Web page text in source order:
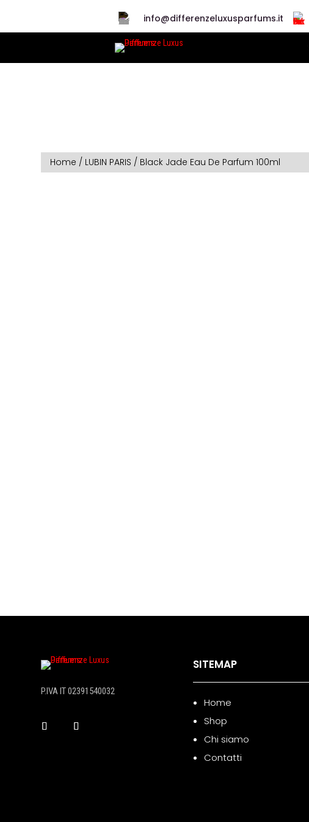
info@differenzeluxusparfums.it
Home / LUBIN PARIS / Black Jade Eau De Parfum 100ml
P.IVA IT 02391540032
SITEMAP
Home
Shop
Chi siamo
Contatti